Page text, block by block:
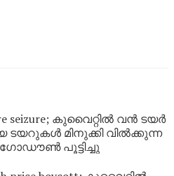
seizure; കുവൈറ്റിൽ വൻ ടയർ
ടയറുകൾ മിനുക്കി വിൽക്കുന്ന
പൂട്ടിച്ചു